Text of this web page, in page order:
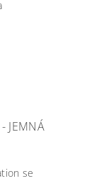
JEMNÁ
se